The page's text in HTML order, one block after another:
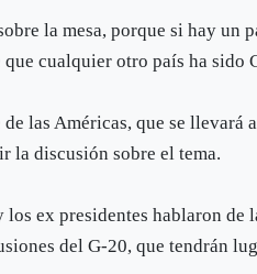
la mesa, porque si hay un
cualquier otro país ha sido
las Américas, que se llevará
la discusión sobre el tema.
ex presidentes hablaron de
del G-20, que tendrán